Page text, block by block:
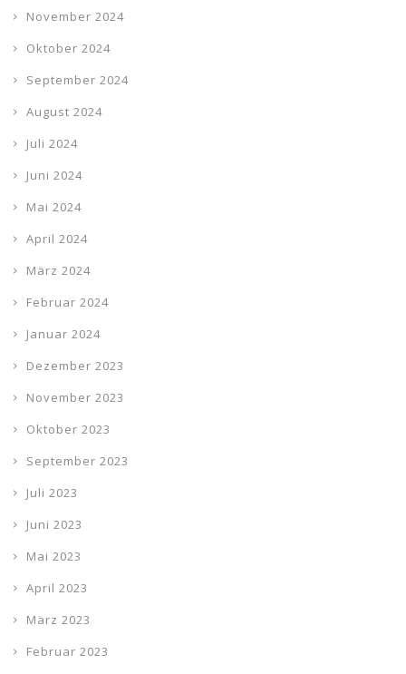
November 2024
Oktober 2024
September 2024
August 2024
Juli 2024
Juni 2024
Mai 2024
April 2024
März 2024
Februar 2024
Januar 2024
Dezember 2023
November 2023
Oktober 2023
September 2023
Juli 2023
Juni 2023
Mai 2023
April 2023
März 2023
Februar 2023